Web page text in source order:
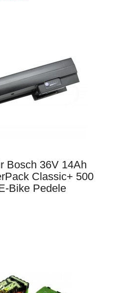
Bosch 36V 14Ah
Classic+ 500
Bike Pedele